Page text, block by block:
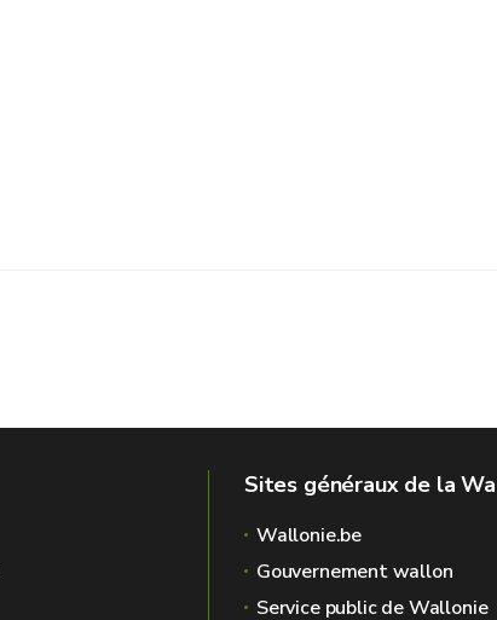
Sites généraux de la
Wallonie.be
Gouvernement wallon
Service public de Wallonie